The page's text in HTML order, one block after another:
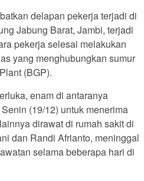
delapan pekerja terjadi di
Jabung Barat, Jambi, terjadi
pekerja selesai melakukan
yang menghubungkan sumur
(BGP).
enam di antaranya
(19/12) untuk menerima
dirawat di rumah sakit di
dan Randi Afrianto, meninggal
selama beberapa hari di